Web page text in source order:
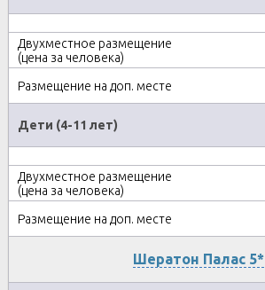
Дети (4-11 лет)
Шератон Палас 5*